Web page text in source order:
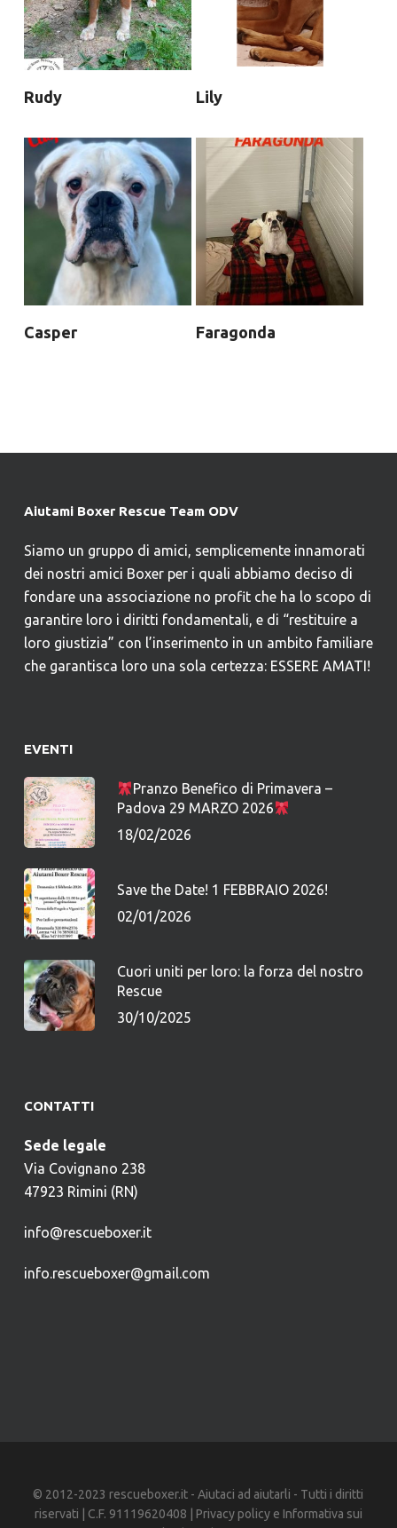
Rudy Lily
Casper Faragonda
Aiutami Boxer Rescue Team ODV
Siamo un gruppo di amici, semplicemente innamorati
dei nostri amici Boxer per i quali abbiamo deciso di
fondare una associazione no profit che ha lo scopo di
garantire loro i diritti fondamentali, e di “restituire a
loro giustizia” con l’inserimento in un ambito familiare
che garantisca loro una sola certezza: ESSERE AMATI!
EVENTI
Pranzo Benefico di Primavera –
Padova 29 MARZO 2026
18/02/2026
Save the Date! 1 FEBBRAIO 2026!
02/01/2026
Cuori uniti per loro: la forza del nostro
Rescue
30/10/2025
CONTATTI
Sede legale
Via Covignano 238
47923 Rimini (RN)
info@rescueboxer.it
info.rescueboxer@gmail.com
© 2012-2023 rescueboxer.it - Aiutaci ad aiutarli - Tutti i diritti
riservati | C.F. 91119620408 | Privacy policye Informativa sui